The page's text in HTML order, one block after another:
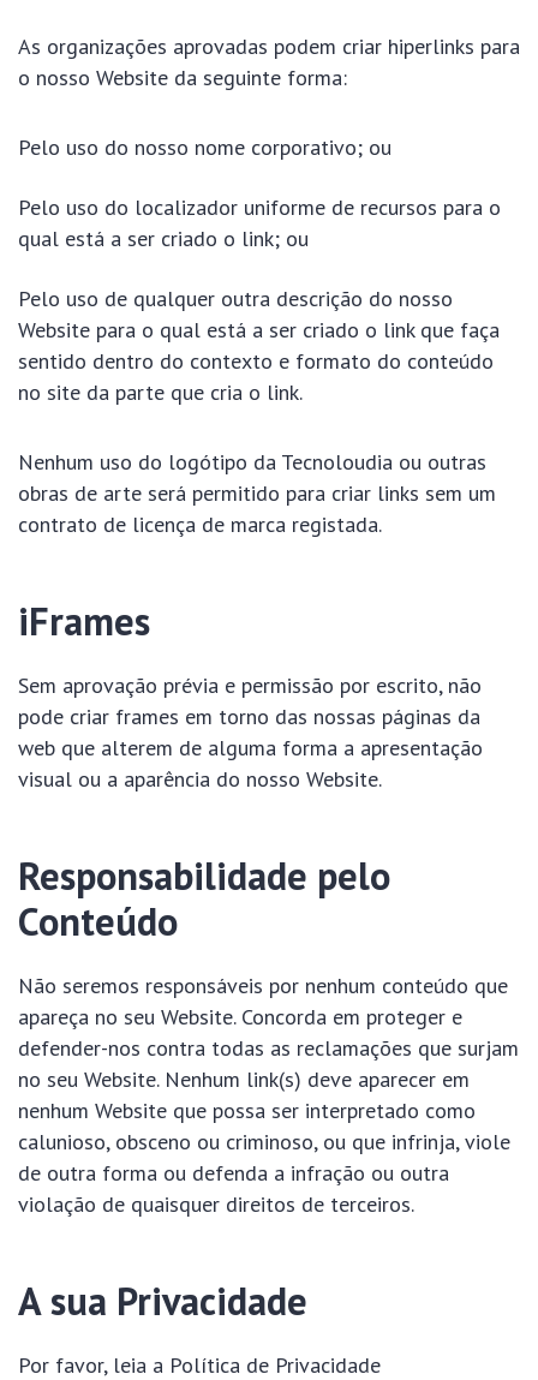
As organizações aprovadas podem criar hiperlinks para
o nosso Website da seguinte forma:
Pelo uso do nosso nome corporativo; ou
Pelo uso do localizador uniforme de recursos para o
qual está a ser criado o link; ou
Pelo uso de qualquer outra descrição do nosso
Website para o qual está a ser criado o link que faça
sentido dentro do contexto e formato do conteúdo
no site da parte que cria o link.
Nenhum uso do logótipo da Tecnoloudia ou outras
obras de arte será permitido para criar links sem um
contrato de licença de marca registada.
iFrames
Sem aprovação prévia e permissão por escrito, não
pode criar frames em torno das nossas páginas da
web que alterem de alguma forma a apresentação
visual ou a aparência do nosso Website.
Responsabilidade pelo
Conteúdo
Não seremos responsáveis por nenhum conteúdo que
apareça no seu Website. Concorda em proteger e
defender-nos contra todas as reclamações que surjam
no seu Website. Nenhum link(s) deve aparecer em
nenhum Website que possa ser interpretado como
calunioso, obsceno ou criminoso, ou que infrinja, viole
de outra forma ou defenda a infração ou outra
violação de quaisquer direitos de terceiros.
A sua Privacidade
Por favor, leia a Política de Privacidade